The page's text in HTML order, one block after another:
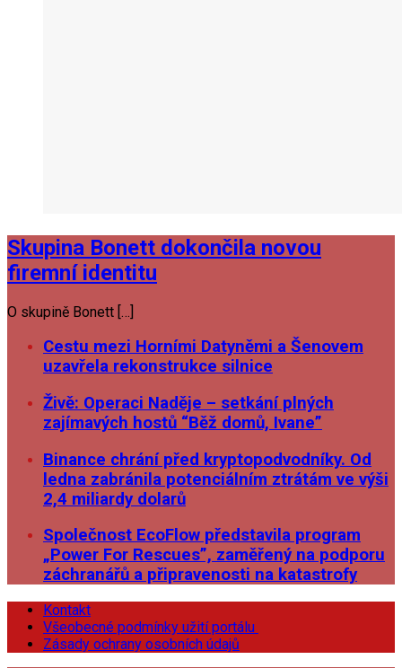
Skupina Bonett dokončila novou
firemní identitu
O skupině Bonett […]
Cestu mezi Horními Datyněmi a Šenovem
uzavřela rekonstrukce silnice
Živě: Operaci Naděje – setkání plných
zajímavých hostů “Běž domů, Ivane”
Binance chrání před kryptopodvodníky. Od
ledna zabránila potenciálním ztrátám ve výši
2,4 miliardy dolarů
Společnost EcoFlow představila program
„Power For Rescues”, zaměřený na podporu
záchranářů a připravenosti na katastrofy
Kontakt
Všeobecné podmínky užití portálu
Zásady ochrany osobních údajů